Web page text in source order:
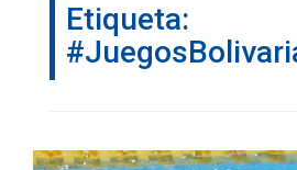
Etiqueta: